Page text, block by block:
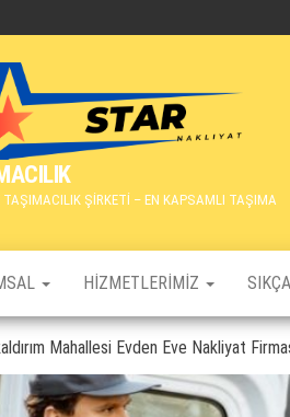
TAŞIMACILIK ŞİRKETİ – EN KAPSAMLI TAŞIMA
HIZMETLERIMIZ
Mahallesi Evden Eve Nakliyat